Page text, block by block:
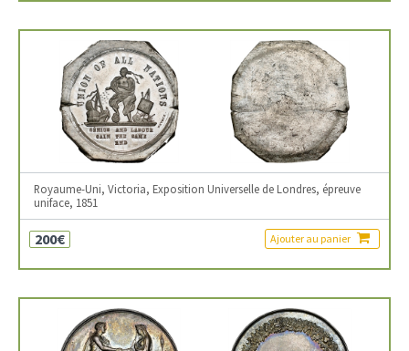
Royaume-Uni, Victoria, Exposition Universelle de Londres, épreuve
uniface, 1851
200€ Ajouter au panier